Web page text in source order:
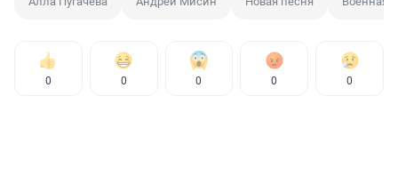
0 0 0 0 0